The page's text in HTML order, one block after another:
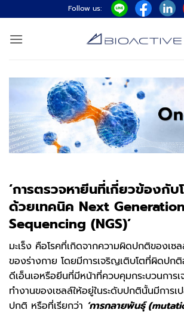
ไป
ยัง
Follow us:
‘การตรวจหายีนที่เกี่ยวข้องกับ
ด้วยเทคนิค Next Generation
Sequencing (NGS)’
มะเร็ง คือโรคที่เกิดจากความผิดปกติของเซ
ของร่างกาย โดยมีการเจริญเติบโตที่ผิดปก
ดีเอ็นเอหรือยีนที่มีหน้าที่ควบคุมกระบวนการเ
ทำงานของเซลล์ให้อยู่ในระดับปกตินั้นมีการ
ปกติ หรือที่เรียกว่า ‘การกลายพันธุ์ (